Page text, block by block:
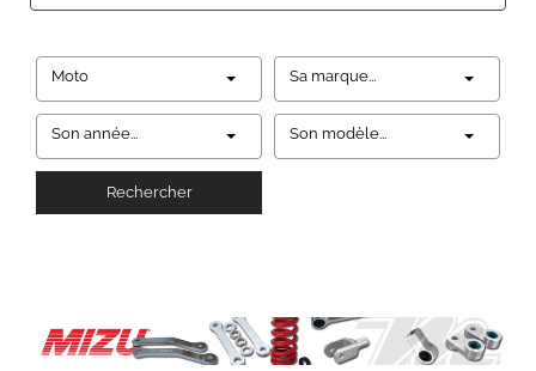
Moto Sa marque...
Son année... Son modèle...
Rechercher